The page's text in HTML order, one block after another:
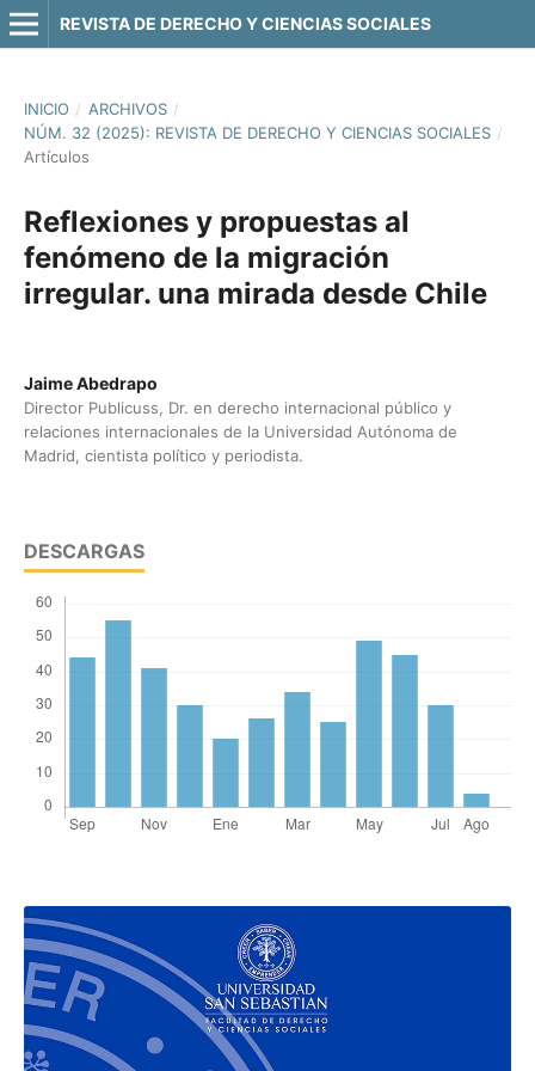
REVISTA DE DERECHO Y CIENCIAS SOCIALES
INICIO / ARCHIVOS /
NÚM. 32 (2025): REVISTA DE DERECHO Y CIENCIAS SOCIALES /
Artículos
Reflexiones y propuestas al
fenómeno de la migración
irregular. una mirada desde Chile
Jaime Abedrapo
Director Publicuss, Dr. en derecho internacional público y
relaciones internacionales de la Universidad Autónoma de
Madrid, cientista político y periodista.
DESCARGAS